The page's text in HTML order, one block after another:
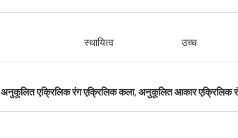
स्थायित्व उच्च
अनुकूलित एक्रिलिक रंग एक्रिलिक कला, अनुकूलित आकार एक्रिलिक